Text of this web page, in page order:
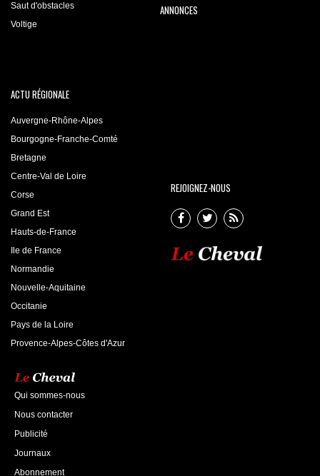
Saut d'obstacles
Voltige
ANNONCES
ACTU RÉGIONALE
Auvergne-Rhône-Alpes
Bourgogne-Franche-Comté
Bretagne
Centre-Val de Loire
Corse
Grand Est
Hauts-de-France
Ile de France
Normandie
Nouvelle-Aquitaine
Occitanie
Pays de la Loire
Provence-Alpes-Côtes d'Azur
REJOIGNEZ-NOUS
Qui sommes-nous
Nous contacter
Publicité
Journaux
Abonnement